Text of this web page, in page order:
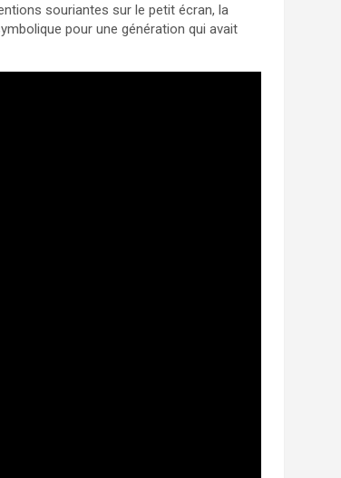
souriantes sur le petit écran, la
pour une génération qui avait